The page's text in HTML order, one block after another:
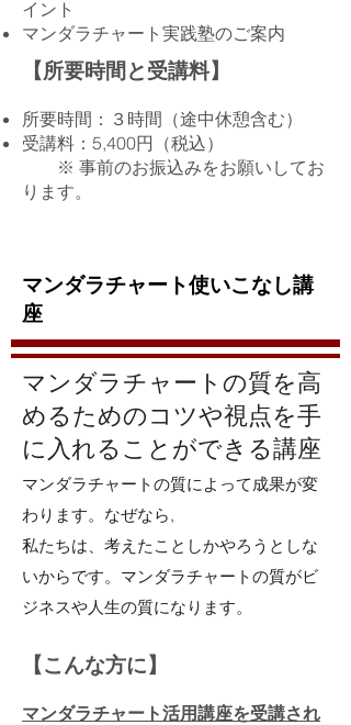
イント
​マンダラチャート実践塾のご案内
【所要時間と受講料】
所要時間：３時間（途中休憩含む）
​受講料：5,400円（税込）
​ ※ 事前のお振込みをお願いしてお
ります。
マンダラチャート使いこなし講
座
​【こんな方に】
​マンダラチャート活用講座を受講され
​マンダラチャートの質を高
めるためのコツや視点を手
に入れることができる講座
マンダラチャートの質によって成果が変
わります。なぜなら,
私たちは、考えたことしかやろうとしな
いからです。マンダラチャートの質がビ
ジネスや人生の質になります。